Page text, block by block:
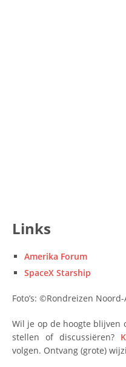
Links
Amerika Forum
SpaceX Starship
Foto’s: ©Rondreizen
Wil je op de hoogte blijven
stellen of discussiëren?
volgen. Ontvang (grote)